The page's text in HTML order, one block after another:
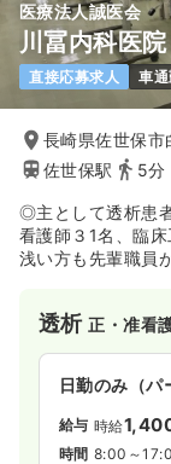
医療法人誠医会
川冨内科医院
直接応募求人 車
長崎県佐世保
佐世保駅
5分
◎主として透析患
看護師３1名、臨
浅い方も先輩職員
す。
夜勤：月３回程度
透析正・准看
日勤のみ（パ
給与 時給
時間 8:00～